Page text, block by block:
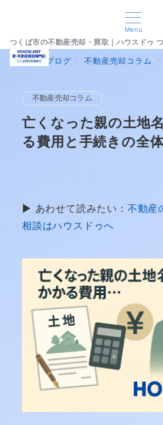
Menu
つくば市の不動産売却・買取｜ハウスドゥ
home ブログ 不動産売却コラム
不動産売却コラム
亡くなった親の土地
る費用と手続きの全
▶ あわせて読みたい： 不動産
相談はハウスドゥへ